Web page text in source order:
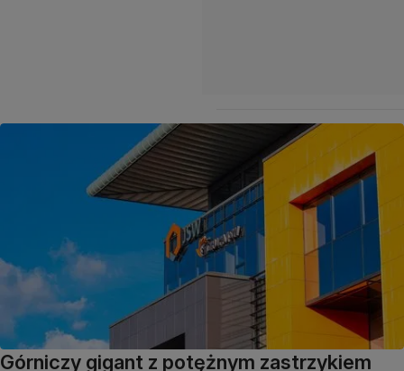
Górniczy gigant z potężnym zastrzykiem